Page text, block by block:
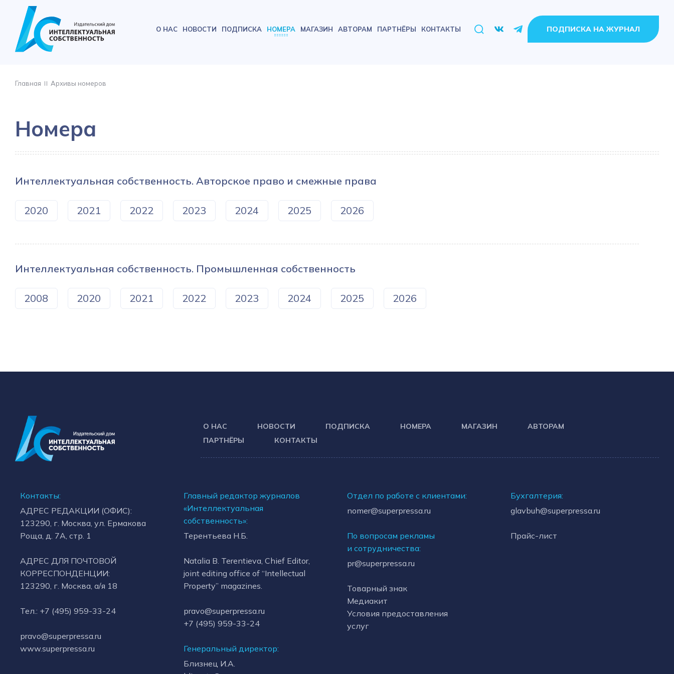
О НАС НОВОСТИ ПОДПИСКА НОМЕРА МАГАЗИН АВТОРАМ ПАРТНЁРЫ КОНТАКТЫ ПОДПИСКА НА ЖУРНАЛ
Главная Архивы номеров
Номера
Интеллектуальная собственность. Авторское право и смежные права
2020 2021 2022 2023 2024 2025 2026
Интеллектуальная собственность. Промышленная собственность
2008 2020 2021 2022 2023 2024 2025 2026
О НАС НОВОСТИ ПОДПИСКА НОМЕРА МАГАЗИН
АВТОРАМ
ПАРТНЁРЫ
КОНТАКТЫ
Контакты:
АДРЕС РЕДАКЦИИ (ОФИС):
123290, г. Москва, ул. Ермакова
Роща, д. 7А, стр. 1
АДРЕС ДЛЯ ПОЧТОВОЙ
КОРРЕСПОНДЕНЦИИ:
123290, г. Москва, а/я 18
Тел.: +7 (495) 959-33-24
pravo@superpressa.ru
www.superpressa.ru
Главный редактор журналов
«Интеллектуальная
собственность»:
Терентьева Н.Б.
Natalia B. Terentieva, Chief Editor,
joint editing office of “Intellectual
Property” magazines.
pravo@superpressa.ru
+7 (495) 959-33-24
Генеральный директор:
Близнец И.А.
Отдел по работе с клиентами:
nomer@superpressa.ru
По вопросам рекламы
и сотрудничества:
pr@superpressa.ru
Товарный знак
Медиакит
Условия предоставления
услуг
Бухгалтерия:
glavbuh@superpressa.ru
Прайс-лист